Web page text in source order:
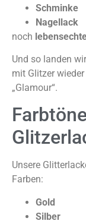
Schminke
Nagellack
noch
Und so landen
mit Glitzer
„Glamour“.
Unsere
Farben:
Gold
Silber